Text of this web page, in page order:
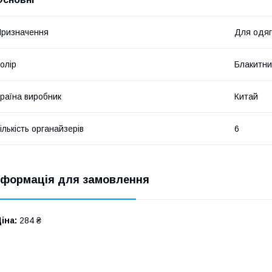
Для
виробник Китай
органайзерів 6
для замовлення
284 ₴